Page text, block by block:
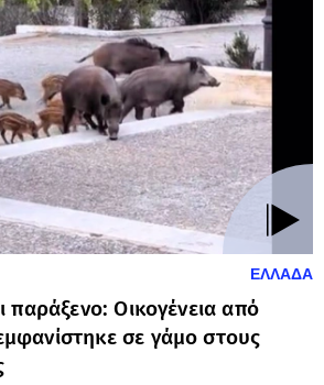
ΕΛΛΑΔΑ
παράξενο: Οικογένεια από
σε γάμο στους